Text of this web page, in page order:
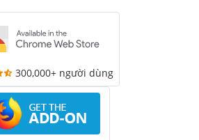
300,000+ người dùng